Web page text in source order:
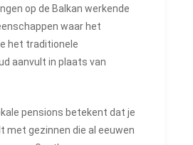
op de Balkan werkende
waar het
het traditionele
aanvult in plaats van
pensions betekent dat je
met gezinnen die al eeuwen